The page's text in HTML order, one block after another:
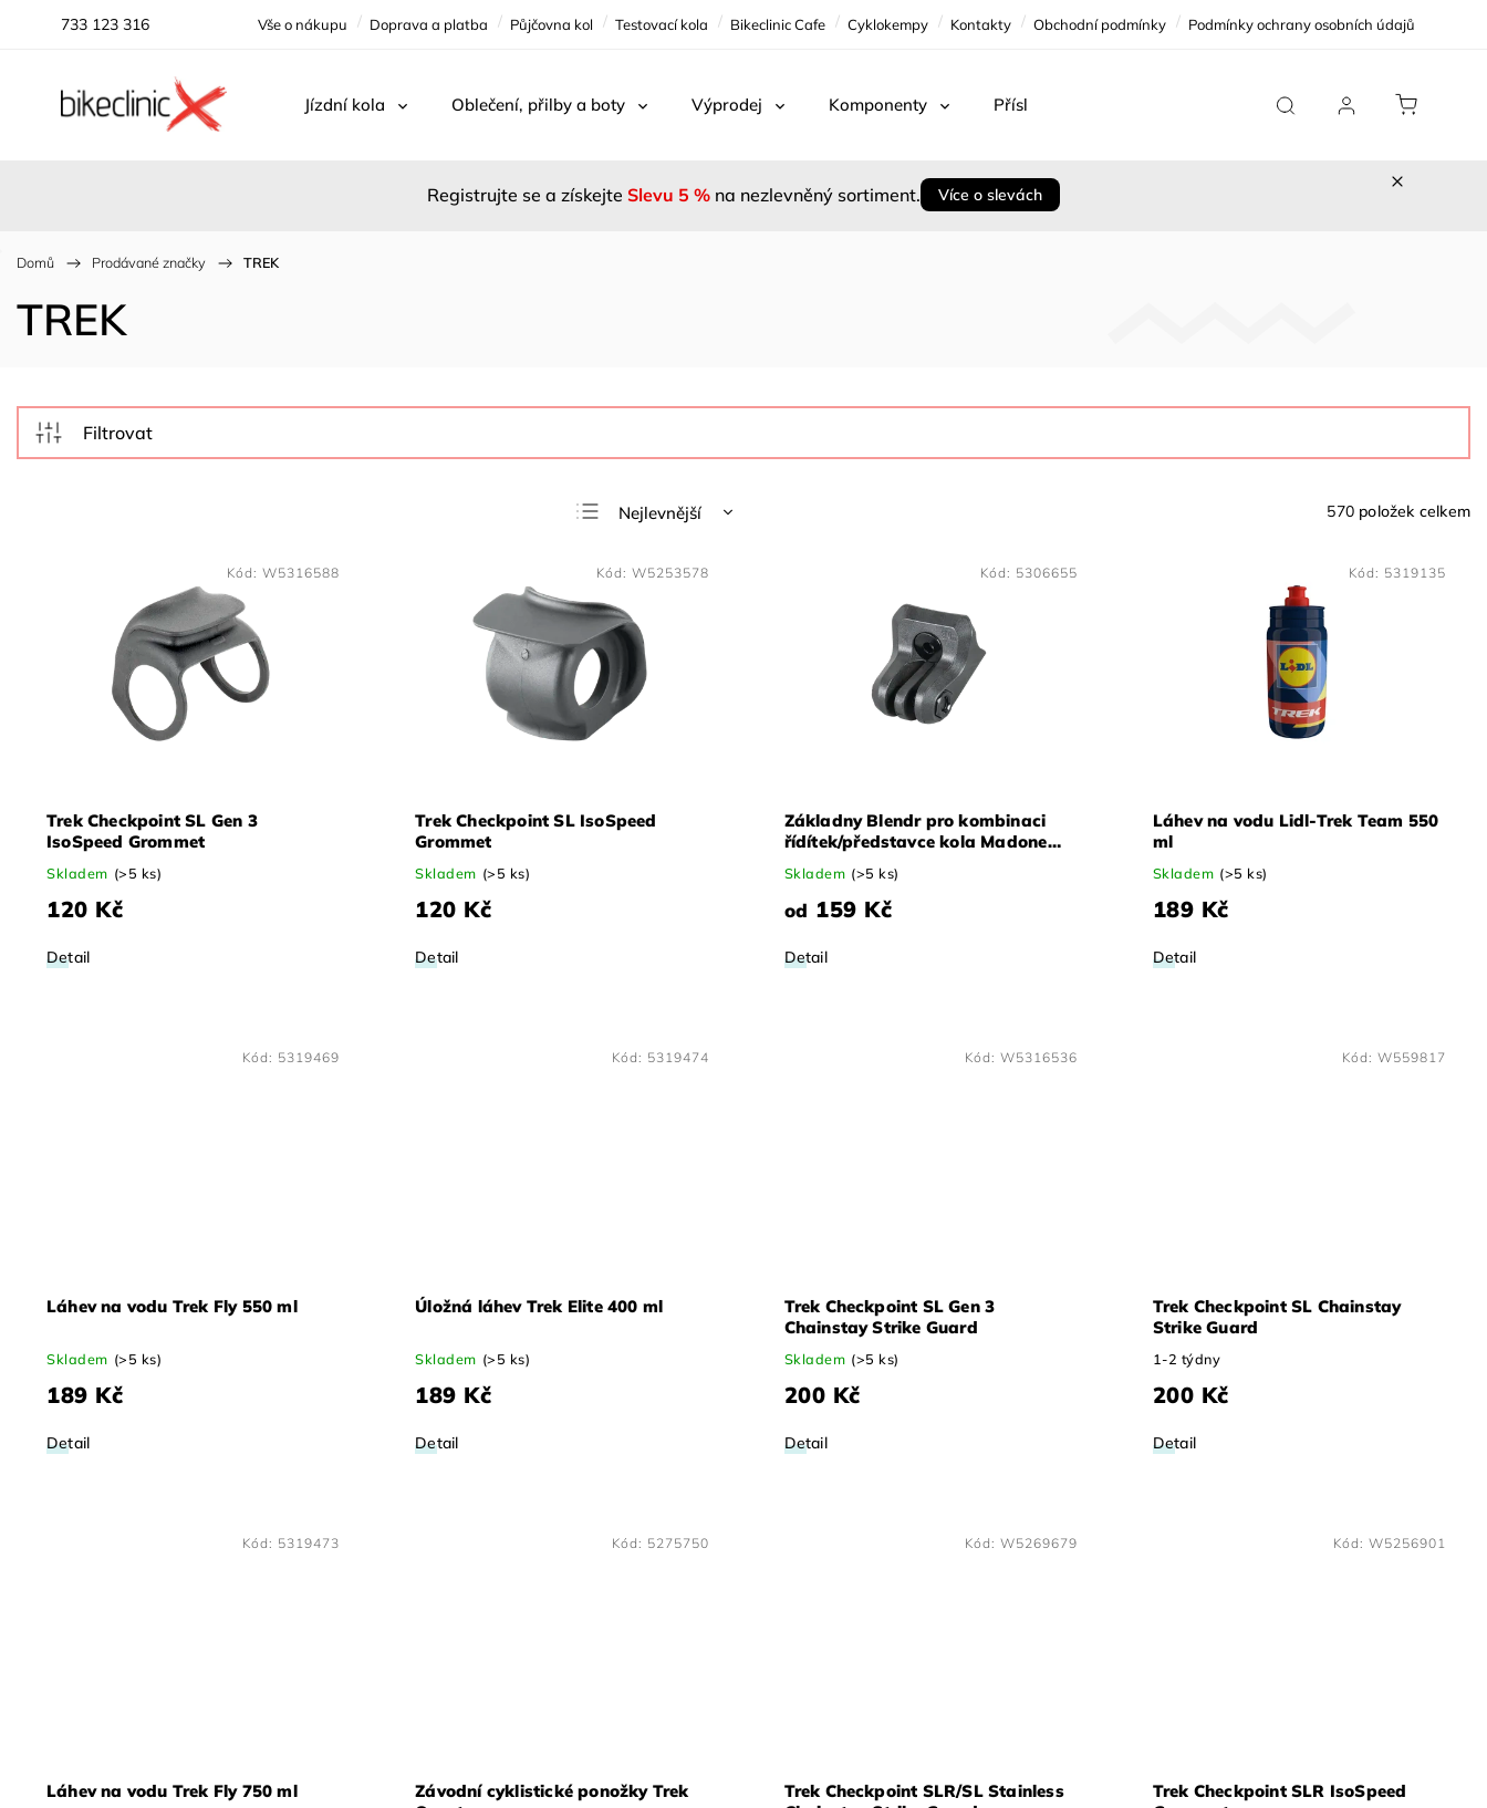
733 123 316 Vše o nákupu Doprava a platba Půjčovna kol Testovací kola Bikeclinic Cafe Cyklokempy Kontakty Obchodní podmínky Podmínky ochrany osobních údajů
Jízdní kola Oblečení, přilby a boty Výprodej Komponenty Příslušenství Cykloservis
Registrujte se a získejte Slevu 5 % na nezlevněný sortiment. Více o slevách
Domů / Prodávané značky / TREK
TREK
Nejlevnější
Nejprodávanější
Abecedně
570položek celkem
Trek Checkpoint SL Gen 3
IsoSpeed Grommet
Skladem (>5 ks)
120 Kč
Detail
Kód:W5316588
Trek Checkpoint SL IsoSpeed
Grommet
Skladem (>5 ks)
120 Kč
Detail
Kód: W5253578
Základny Blendr pro kombinaci
řídítek/představce kola Madone
SLR Gen 7
Skladem (>5 ks)
od 159 Kč
Detail
Kód: 5306655
Láhev na vodu Lidl-Trek Team 550
ml
Skladem (>5 ks)
189 Kč
Detail
Kód: 5319135
Láhev na vodu Trek Fly 550 ml
Skladem (>5 ks)
189 Kč
Detail
Kód: 5319469
Úložná láhev Trek Elite 400 ml
Skladem (>5 ks)
189 Kč
Detail
Kód: 5319474
Trek Checkpoint SL Gen 3
Chainstay Strike Guard
Skladem (>5 ks)
200 Kč
Detail
Kód: W5316536
Trek Checkpoint SL Chainstay
Strike Guard
1-2 týdny
200 Kč
Detail
Kód: W559817
Láhev na vodu Trek Fly 750 ml
Kód: 5319473
Závodní cyklistické ponožky Trek
Kód: 5275750
Trek Checkpoint SLR/SL Stainless
Kód: W5269679
Trek Checkpoint SLR IsoSpeed
Kód: W5256901